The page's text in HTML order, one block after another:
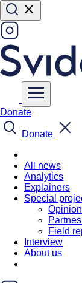
Donate
Donate
All news
Analytics
Explainers
Special
Field
Interview
About us